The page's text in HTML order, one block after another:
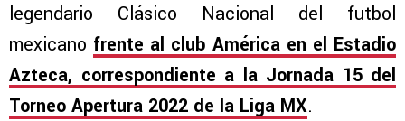
legendario Clásico Nacional del futbol
mexicano frente al club América en el Estadio
Azteca, correspondiente a la Jornada 15 del
Torneo Apertura 2022 de la Liga MX.